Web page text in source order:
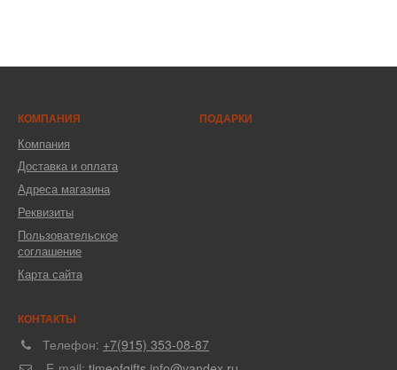
КОМПАНИЯ
Компания
Доставка и оплата
Адреса магазина
Реквизиты
Пользовательское
соглашение
Карта сайта
ПОДАРКИ
КОНТАКТЫ
Телефон: +7(915) 353-08-87